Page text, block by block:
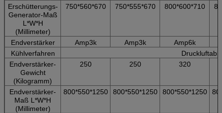
Erschütterungs-
Generator-Maß
L*W*H
(Millimeter)
750*560*670 750*555*670 800*600*710
Endverstärker Amp3k Amp3k
Amp6k
Kühlverfahren
Endverstärker-
Gewicht
(Kilogramm)
250 250 320
Endverstärker-
Maß L*W*H
(Millimeter)
800*550*1250 800*550*1250 800*550*1250